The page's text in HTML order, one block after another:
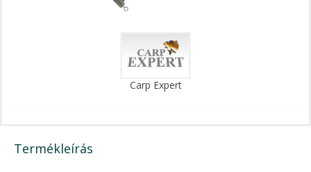
Carp Expert
Termékleírás